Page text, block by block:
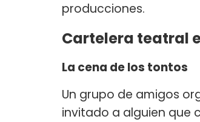
producciones.
Cartelera teatral
La cena de los tontos
Un grupo de amigos
invitado a alguien que